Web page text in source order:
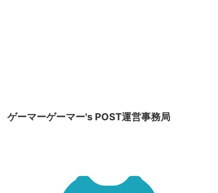
ゲーマーゲーマー's POST運営事務局